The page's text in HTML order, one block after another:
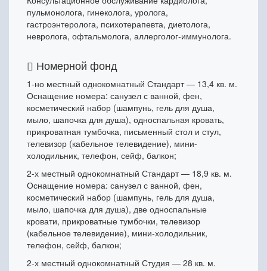
пульмонолога, гинеколога, уролога,
гастроэнтеролога, психотерапевта, диетолога,
невролога, офтальмолога, аллерголог-иммунолога.
Номерной фонд
1-но местный однокомнатный Стандарт — 13,4 кв. м.
Оснащение номера: санузел с ванной, фен,
косметический набор (шампунь, гель для душа,
мыло, шапочка для душа), односпальная кровать,
прикроватная тумбочка, письменный стол и стул,
телевизор (кабельное телевидение), мини-
холодильник, телефон, сейф, балкон;
2-х местный однокомнатный Стандарт — 18,9 кв. м.
Оснащение номера: санузел с ванной, фен,
косметический набор (шампунь, гель для душа,
мыло, шапочка для душа), две односпальные
кровати, прикроватные тумбочки, телевизор
(кабельное телевидение), мини-холодильник,
телефон, сейф, балкон;
2-х местный однокомнатный Студия — 28 кв. м.